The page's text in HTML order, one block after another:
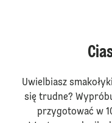
Uwielbiasz
się trudne?
przygotować w